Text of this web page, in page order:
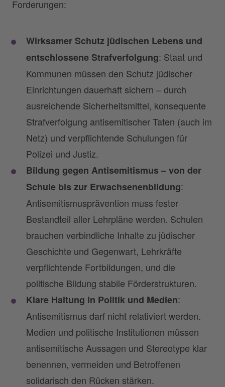
Forderungen:
Wirksamer Schutz jüdischen Lebens und
entschlossene Strafverfolgung: Staat und
Kommunen müssen den Schutz jüdischer
Einrichtungen dauerhaft sichern – durch
ausreichende Sicherheitsmittel, konsequente
Strafverfolgung antisemitischer Taten (auch im
Netz) und verpflichtende Schulungen für
Polizei und Justiz.
Bildung gegen Antisemitismus – von der
Schule bis zur Erwachsenenbildung:
Antisemitismusprävention muss fester
Bestandteil aller Lehrpläne werden. Schulen
brauchen verbindliche Inhalte zu jüdischer
Geschichte und Gegenwart, Lehrkräfte
verpflichtende Fortbildungen, und die
politische Bildung stabile Förderstrukturen.
Klare Haltung in Politik und Medien:
Antisemitismus darf nicht relativiert werden.
Medien und politische Institutionen müssen
antisemitische Aussagen und Stereotype klar
benennen, vermeiden und Betroffenen
solidarisch den Rücken stärken.